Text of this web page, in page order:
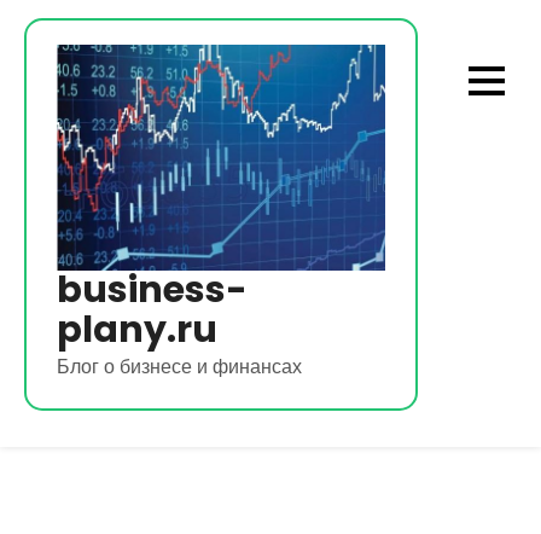
Перейти
содержимому
business-
plany.ru
Блог о бизнесе и финансах